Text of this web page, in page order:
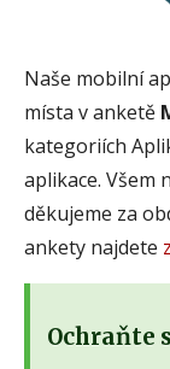
Naše mobilní
místa v anketě
kategoriích
aplikace. Všem
děkujeme za
ankety najdete
Ochraňte